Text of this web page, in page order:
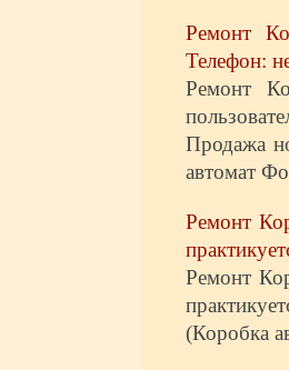
Ремонт
Телефон:
Ремонт
Продажа
автомат
Ремонт
Ремонт
(Коробка